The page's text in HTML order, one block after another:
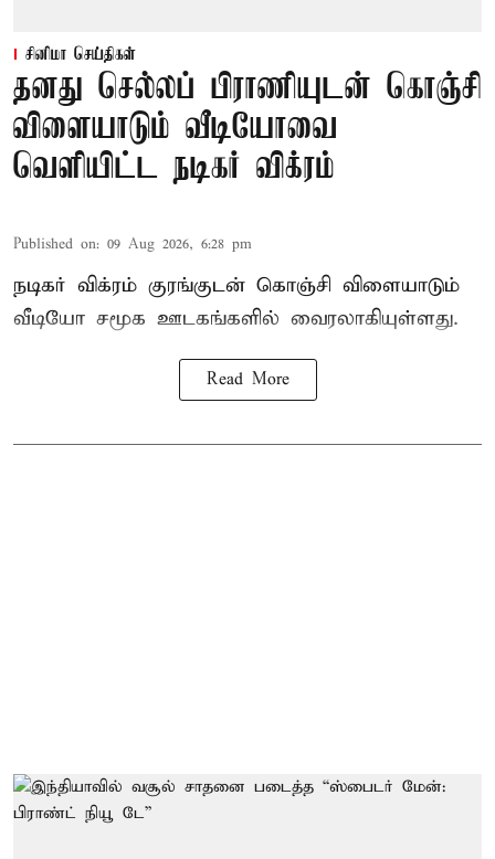
சினிமா செய்திகள்
தனது செல்லப் பிராணியுடன் கொஞ்சி
விளையாடும் வீடியோவை
வெளியிட்ட நடிகர் விக்ரம்
Published on: 09 Aug 2026, 6:28 pm
நடிகர் விக்ரம் குரங்குடன் கொஞ்சி விளையாடும்
வீடியோ சமூக ஊடகங்களில் வைரலாகியுள்ளது.
Read More